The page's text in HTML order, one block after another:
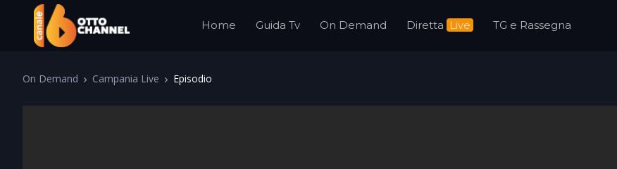
Home Guida Tv On Demand Diretta Live TG e Rassegna
On Demand Campania Live Episodio